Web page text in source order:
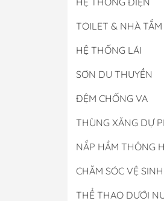
TOILET & NHÀ TẮM
HỆ THỐNG LÁI
SƠN DU THUYỀN
ĐỆM CHỐNG VA
THÙNG XĂNG DỰ
NẮP HẦM THÔNG
CHĂM SÓC VỆ SINH
THỂ THAO DƯỚI